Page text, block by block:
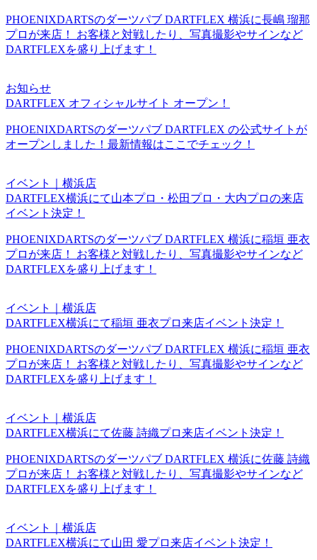
PHOENIXDARTSのダーツパブ DARTFLEX 横浜に長嶋 瑠那
プロが来店！ お客様と対戦したり、写真撮影やサインなど
DARTFLEXを盛り上げます！
お知らせ
DARTFLEX オフィシャルサイト オープン！
PHOENIXDARTSのダーツパブ DARTFLEX の公式サイトが
オープンしました！最新情報はここでチェック！
イベント｜横浜店
DARTFLEX横浜にて山本プロ・松田プロ・大内プロの来店
イベント決定！
PHOENIXDARTSのダーツパブ DARTFLEX 横浜に稲垣 亜衣
プロが来店！ お客様と対戦したり、写真撮影やサインなど
DARTFLEXを盛り上げます！
イベント｜横浜店
DARTFLEX横浜にて稲垣 亜衣プロ来店イベント決定！
PHOENIXDARTSのダーツパブ DARTFLEX 横浜に稲垣 亜衣
プロが来店！ お客様と対戦したり、写真撮影やサインなど
DARTFLEXを盛り上げます！
イベント｜横浜店
DARTFLEX横浜にて佐藤 詩織プロ来店イベント決定！
PHOENIXDARTSのダーツパブ DARTFLEX 横浜に佐藤 詩織
プロが来店！ お客様と対戦したり、写真撮影やサインなど
DARTFLEXを盛り上げます！
イベント｜横浜店
DARTFLEX横浜にて山田 愛プロ来店イベント決定！